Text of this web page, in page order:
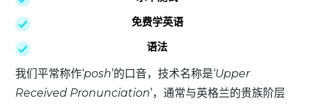
免费学英语
语法
我们平常称作‘posh’的口音，技术名称是‘Upper
Received Pronunciation’，通常与英格兰的贵族阶层